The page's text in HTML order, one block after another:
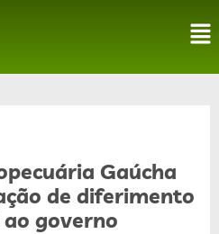
Gaúcha
de diferimento
ao governo